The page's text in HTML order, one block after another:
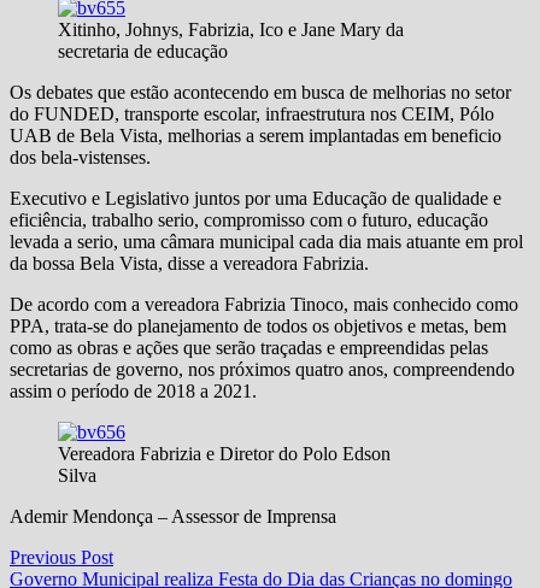
Xitinho, Johnys, Fabrizia, Ico e Jane Mary da
secretaria de educação
Os debates que estão acontecendo em busca de melhorias no setor
do FUNDED, transporte escolar, infraestrutura nos CEIM, Pólo
UAB de Bela Vista, melhorias a serem implantadas em beneficio
dos bela-vistenses.
Executivo e Legislativo juntos por uma Educação de qualidade e
eficiência, trabalho serio, compromisso com o futuro, educação
levada a serio, uma câmara municipal cada dia mais atuante em prol
da bossa Bela Vista, disse a vereadora Fabrizia.
De acordo com a vereadora Fabrizia Tinoco, mais conhecido como
PPA, trata-se do planejamento de todos os objetivos e metas, bem
como as obras e ações que serão traçadas e empreendidas pelas
secretarias de governo, nos próximos quatro anos, compreendendo
assim o período de 2018 a 2021.
Vereadora Fabrizia e Diretor do Polo Edson
Silva
Ademir Mendonça – Assessor de Imprensa
Navegação
Previous PostPrevious
post:
Governo Municipal realiza Festa do Dia das Crianças no domingo